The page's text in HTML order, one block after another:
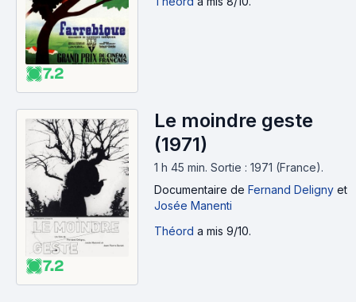
7.2
7.2
Le moindre geste
(1971)
1 h 45 min. Sortie : 1971 (France).
Documentaire de Fernand Deligny et
Josée Manenti
Théord a mis 9/10.